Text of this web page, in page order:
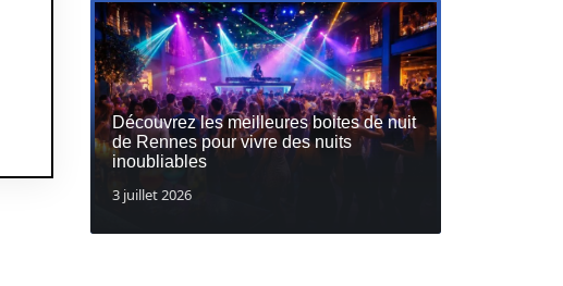
Découvrez les meilleures boites de nuit
de Rennes pour vivre des nuits
inoubliables
3 juillet 2026